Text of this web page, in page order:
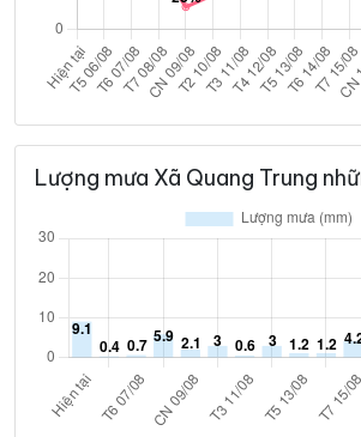
Lượng mưa Xã Quang Trung